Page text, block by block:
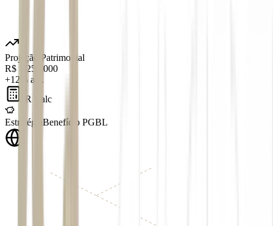
Projeção Patrimonial
R$ 1.250.000
+12% a.a.
IR Calc
Estratégia Benefício PGBL